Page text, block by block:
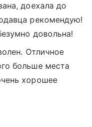
доехала до
рекомендую!
довольна!
Отличное
больше места
хорошее